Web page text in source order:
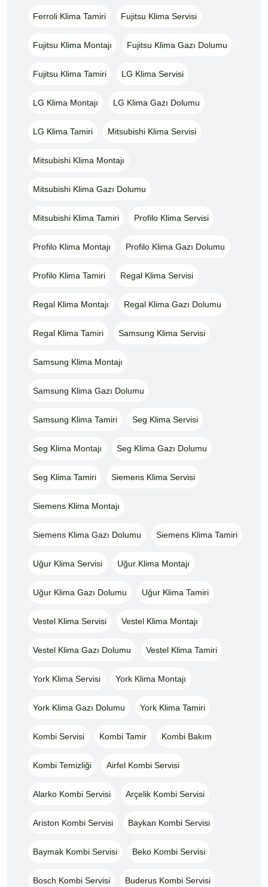
Ferroli Klima Tamiri Fujitsu Klima Servisi
Fujitsu Klima Montajı Fujitsu Klima Gazı Dolumu
Fujitsu Klima Tamiri LG Klima Servisi
LG Klima Montajı LG Klima Gazı Dolumu
LG Klima Tamiri Mitsubishi Klima Servisi
Mitsubishi Klima Montajı
Mitsubishi Klima Gazı Dolumu
Mitsubishi Klima Tamiri Profilo Klima Servisi
Profilo Klima Montajı Profilo Klima Gazı Dolumu
Profilo Klima Tamiri Regal Klima Servisi
Regal Klima Montajı Regal Klima Gazı Dolumu
Regal Klima Tamiri Samsung Klima Servisi
Samsung Klima Montajı
Samsung Klima Gazı Dolumu
Samsung Klima Tamiri Seg Klima Servisi
Seg Klima Montajı Seg Klima Gazı Dolumu
Seg Klima Tamiri Siemens Klima Servisi
Siemens Klima Montajı
Siemens Klima Gazı Dolumu Siemens Klima Tamiri
Uğur Klima Servisi Uğur Klima Montajı
Uğur Klima Gazı Dolumu Uğur Klima Tamiri
Vestel Klima Servisi Vestel Klima Montajı
Vestel Klima Gazı Dolumu Vestel Klima Tamiri
York Klima Servisi York Klima Montajı
York Klima Gazı Dolumu York Klima Tamiri
Kombi Servisi Kombi Tamir Kombi Bakım
Kombi Temizliği Airfel Kombi Servisi
Alarko Kombi Servisi Arçelik Kombi Servisi
Ariston Kombi Servisi Baykan Kombi Servisi
Baymak Kombi Servisi Beko Kombi Servisi
Bosch Kombi Servisi Buderus Kombi Servisi